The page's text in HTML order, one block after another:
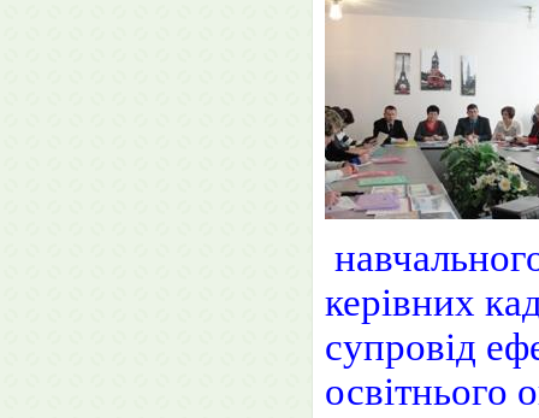
керівних
супровід
освітнього